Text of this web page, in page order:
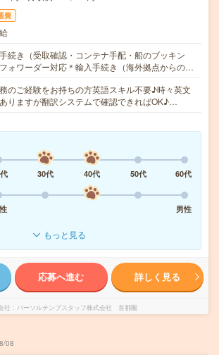
費
続き（受取確認・コンテナ手配・船のブッキン
ォワーダー対応＊輸入手続き（海外拠点からの…
のご経験をお持ちの方英語スキル不要♪時々英文
りますが翻訳システムで確認できればOK♪…
30代 40代 50代
60代
男性
もっと見る
応募へ進む 詳しく見る
社 パーソルテンプスタッフ株式会社 首都圏
08